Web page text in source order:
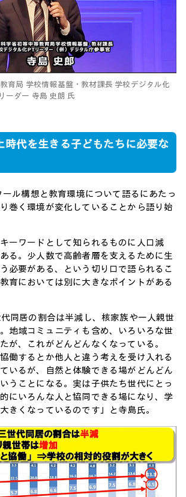
育局 学校情報基盤・教材課長 学校デジタル化
ーダー 寺島 史朗 氏
時代を生きる子どもたちに必要な
ール構想と教育環境について語るにあたっ
巻く環境が変化していることから語り始
ーワードとして知られるものに人口減
る。少人数で高齢者層を支えるために生
必要がある、という切り口で語られるこ
育においては別に大きなポイントがある
代同居の割合は半減し、核家族や一人親世
地域コミュニティも含め、いろいろな世
が、これがどんどんなくなっている。
働するとか他人と違う考えを受け入れる
いるが、自然と体験できる場がどんどん
うことになる。実は子供たち世代にとっ
にいろんな人と協同できる場になり、学
きくなっているのです」と寺島氏。